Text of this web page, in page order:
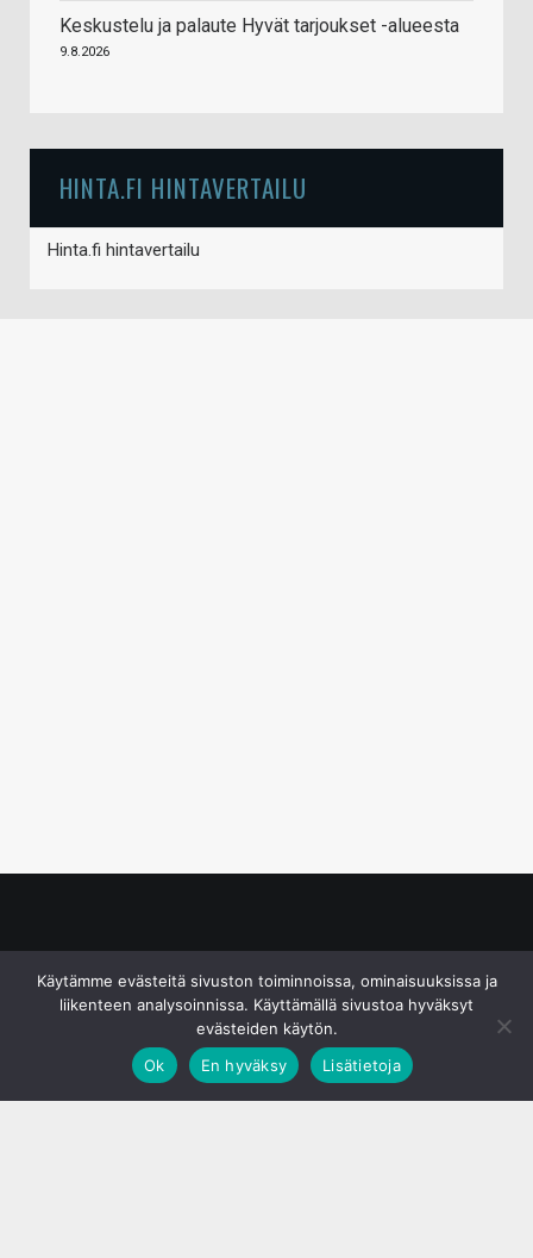
Keskustelu ja palaute Hyvät tarjoukset -alueesta
9.8.2026
HINTA.FI HINTAVERTAILU
Hinta.fi hintavertailu
Käytämme evästeitä sivuston toiminnoissa, ominaisuuksissa ja
liikenteen analysoinnissa. Käyttämällä sivustoa hyväksyt
evästeiden käytön.
Ok
En hyväksy Lisätietoja